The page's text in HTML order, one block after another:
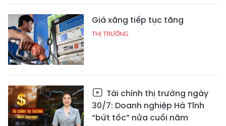
Giá xăng tiếp tục tăng
THỊ TRƯỜNG
Tài chính thị trường ngày
30/7: Doanh nghiệp Hà Tĩnh
“bứt tốc” nửa cuối năm